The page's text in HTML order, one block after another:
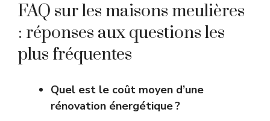
FAQ sur les maisons meulières
: réponses aux questions les
plus fréquentes
Quel est le coût moyen d’une
rénovation énergétique ?